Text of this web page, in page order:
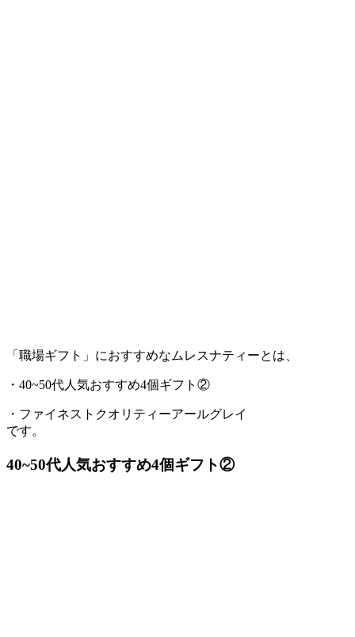
「職場ギフト」におすすめなムレスナティーとは、
・40~50代人気おすすめ4個ギフト②
・ファイネストクオリティーアールグレイ
です。
40~50代人気おすすめ4個ギフト②